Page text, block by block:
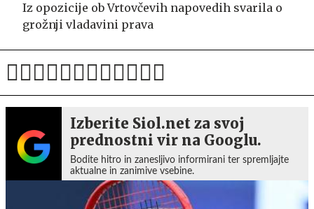
Iz opozicije ob Vrtovčevih napovedih svarila o
grožnji vladavini prava
Izberite Siol.net za svoj
prednostni vir na Googlu.
Bodite hitro in zanesljivo informirani ter spremljajte
aktualne in zanimive vsebine.